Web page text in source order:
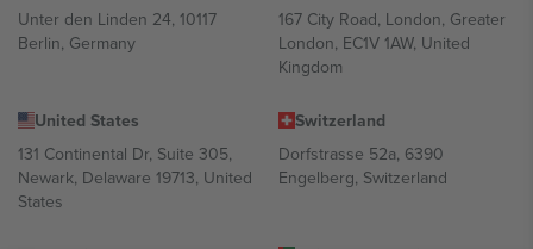
Unter den Linden 24, 10117
Berlin, Germany
167 City Road, London, Greater
London, EC1V 1AW, United
Kingdom
United States
131 Continental Dr, Suite 305,
Newark, Delaware 19713, United
States
Switzerland
Dorfstrasse 52a, 6390
Engelberg, Switzerland